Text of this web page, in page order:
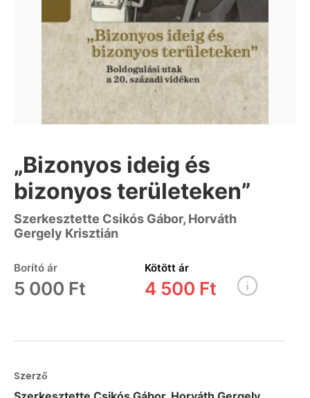
„Bizonyos ideig és
bizonyos területeken”
Szerkesztette Csikós Gábor, Horváth
Gergely Krisztián
Borító ár
5 000 Ft
Kötött ár
4 500 Ft
Szerző